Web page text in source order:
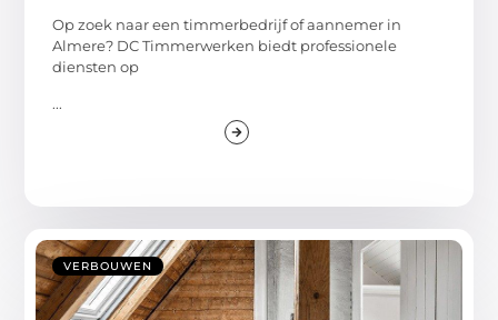
Op zoek naar een timmerbedrijf of aannemer in
Almere? DC Timmerwerken biedt professionele
diensten op
...
VERBOUWEN